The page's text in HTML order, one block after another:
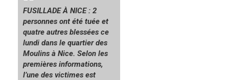
FUSILLADE À NICE : 2
personnes ont été tuée et
quatre autres blessées ce
lundi dans le quartier des
Moulins à Nice. Selon les
premières informations,
l’une des victimes est